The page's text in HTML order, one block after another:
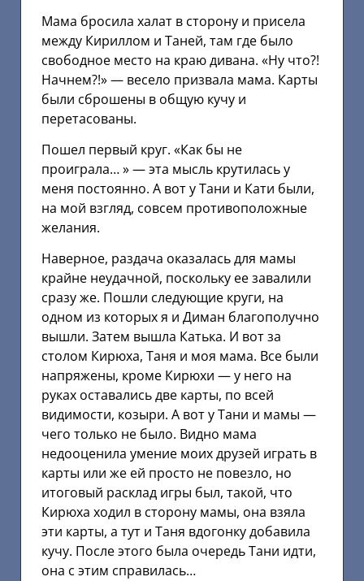
Мама бросила халат в сторону и присела
между Кириллом и Таней, там где было
свободное место на краю дивана. «Ну что?!
Начнем?!» — весело призвала мама. Карты
были сброшены в общую кучу и
перетасованы.
Пошел первый круг. «Как бы не
проиграла… » — эта мысль крутилась у
меня постоянно. А вот у Тани и Кати были,
на мой взгляд, совсем противоположные
желания.
Наверное, раздача оказалась для мамы
крайне неудачной, поскольку ее завалили
сразу же. Пошли следующие круги, на
одном из которых я и Диман благополучно
вышли. Затем вышла Катька. И вот за
столом Кирюха, Таня и моя мама. Все были
напряжены, кроме Кирюхи — у него на
руках оставались две карты, по всей
видимости, козыри. А вот у Тани и мамы —
чего только не было. Видно мама
недооценила умение моих друзей играть в
карты или же ей просто не повезло, но
итоговый расклад игры был, такой, что
Кирюха ходил в сторону мамы, она взяла
эти карты, а тут и Таня вдогонку добавила
кучу. После этого была очередь Тани идти,
она с этим справилась…